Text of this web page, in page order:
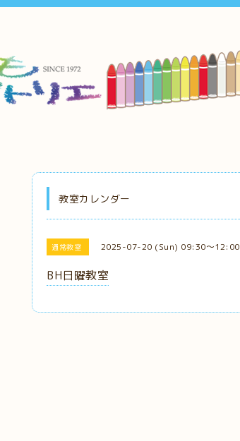
教室カレンダー
通常教室 2025-07-20 (Sun) 09:30～12:00
BH日曜教室